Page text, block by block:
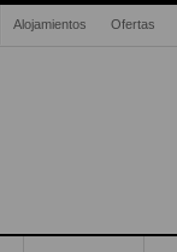
Alojamientos Ofertas